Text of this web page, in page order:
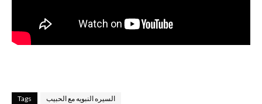
Tags السيره النبويه مع الحبيب